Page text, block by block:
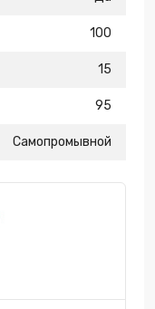
100
15
95
Самопромывной